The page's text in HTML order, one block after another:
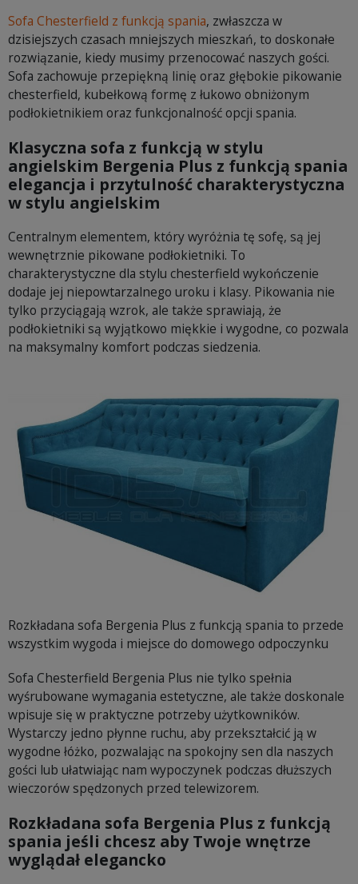
Sofa Chesterfield z funkcją spania, zwłaszcza w
dzisiejszych czasach mniejszych mieszkań, to doskonałe
rozwiązanie, kiedy musimy przenocować naszych gości.
Sofa zachowuje przepiękną linię oraz głębokie pikowanie
chesterfield, kubełkową formę z łukowo obniżonym
podłokietnikiem oraz funkcjonalność opcji spania.
Klasyczna sofa z funkcją w stylu
angielskim Bergenia Plus z funkcją spania
elegancja i przytulność charakterystyczna
w stylu angielskim
Centralnym elementem, który wyróżnia tę sofę, są jej
wewnętrznie pikowane podłokietniki. To
charakterystyczne dla stylu chesterfield wykończenie
dodaje jej niepowtarzalnego uroku i klasy. Pikowania nie
tylko przyciągają wzrok, ale także sprawiają, że
podłokietniki są wyjątkowo miękkie i wygodne, co pozwala
na maksymalny komfort podczas siedzenia.
Rozkładana sofa Bergenia Plus z funkcją spania to przede
wszystkim wygoda i miejsce do domowego odpoczynku
Sofa Chesterfield Bergenia Plus nie tylko spełnia
wyśrubowane wymagania estetyczne, ale także doskonale
wpisuje się w praktyczne potrzeby użytkowników.
Wystarczy jedno płynne ruchu, aby przekształcić ją w
wygodne łóżko, pozwalając na spokojny sen dla naszych
gości lub ułatwiając nam wypoczynek podczas dłuższych
wieczorów spędzonych przed telewizorem.
Rozkładana sofa Bergenia Plus z funkcją
spania jeśli chcesz aby Twoje wnętrze
wyglądał elegancko